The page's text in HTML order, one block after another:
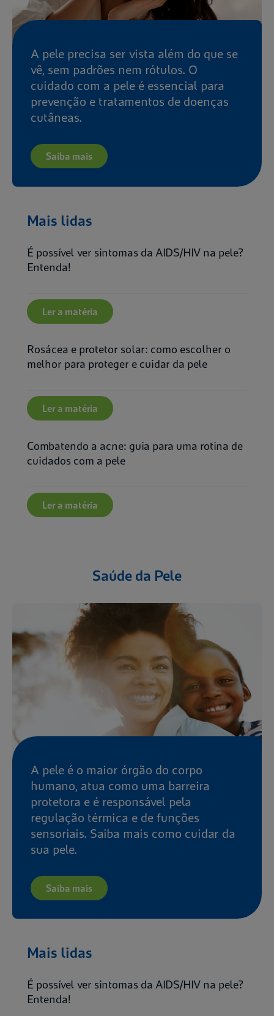
A pele precisa ser vista além do que se
vê, sem padrões nem rótulos. O
cuidado com a pele é essencial para
prevenção e tratamentos de doenças
cutâneas.
Saiba mais
Mais lidas
É possível ver sintomas da AIDS/HIV na pele?
Entenda!
Ler a matéria
Rosácea e protetor solar: como escolher o
melhor para proteger e cuidar da pele
Ler a matéria
Combatendo a acne: guia para uma rotina de
cuidados com a pele
Ler a matéria
Saúde da Pele
A pele é o maior órgão do corpo
humano, atua como uma barreira
protetora e é responsável pela
regulação térmica e de funções
sensoriais. Saiba mais como cuidar da
sua pele.
Saiba mais
Mais lidas
É possível ver sintomas da AIDS/HIV na pele?
Entenda!